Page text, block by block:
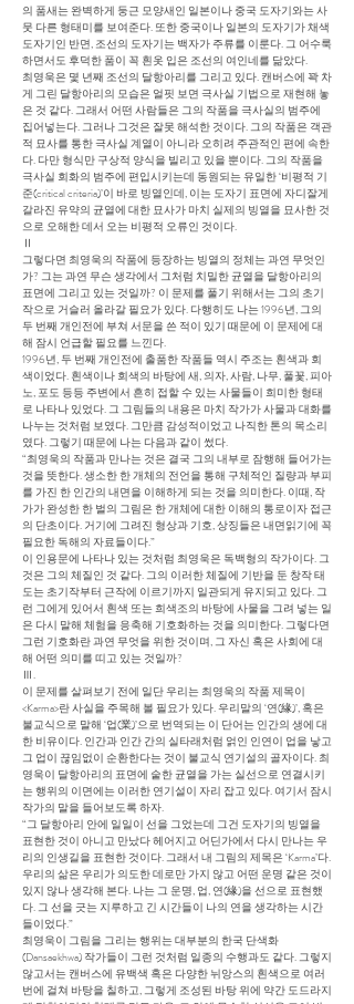
의 품새는 완벽하게 둥근 모양새인 일본이나 중국 도자기와는 사
뭇 다른 형태미를 보여준다. 또한 중국이나 일본의 도자기가 채색
도자기인 반면, 조선의 도자기는 백자가 주류를 이룬다. 그 어수룩
하면서도 후덕한 품이 꼭 흰옷 입은 조선의 여인네를 닮았다.
최영욱은 몇 년째 조선의 달항아리를 그리고 있다. 캔버스에 꽉 차
게 그린 달항아리의 모습은 얼핏 보면 극사실 기법으로 재현해 놓
은 것 같다. 그래서 어떤 사람들은 그의 작품을 극사실의 범주에
집어넣는다. 그러나 그것은 잘못 해석한 것이다. 그의 작품은 객관
적 묘사를 통한 극사실 계열이 아니라 오히려 주관적인 편에 속한
다. 다만 형식만 구상적 양식을 빌리고 있을 뿐이다. 그의 작품을
극사실 회화의 범주에 편입시키는데 동원되는 유일한 ‘비평적 기
준(critical criteria)’이 바로 빙열인데, 이는 도자기 표면에 자디잘게
갈라진 유약의 균열에 대한 묘사가 마치 실제의 빙열을 묘사한 것
으로 오해한 데서 오는 비평적 오류인 것이다.
Ⅱ
그렇다면 최영욱의 작품에 등장하는 빙열의 정체는 과연 무엇인
가? 그는 과연 무슨 생각에서 그처럼 치밀한 균열을 달항아리의
표면에 그리고 있는 것일까? 이 문제를 풀기 위해서는 그의 초기
작으로 거슬러 올라갈 필요가 있다. 다행히도 나는 1996년, 그의
두 번째 개인전에 부쳐 서문을 쓴 적이 있기 때문에 이 문제에 대
해 잠시 언급할 필요를 느낀다.
1996년, 두 번째 개인전에 출품한 작품들 역시 주조는 흰색과 회
색이었다. 흰색이나 회색의 바탕에 새, 의자, 사람, 나무, 풀꽃, 피아
노, 포도 등등 주변에서 흔히 접할 수 있는 사물들이 희미한 형태
로 나타나 있었다. 그 그림들의 내용은 마치 작가가 사물과 대화를
나누는 것처럼 보였다. 그만큼 감성적이었고 나직한 톤의 목소리
였다. 그렇기 때문에 나는 다음과 같이 썼다.
“최영욱의 작품과 만나는 것은 결국 그의 내부로 잠행해 들어가는
것을 뜻한다. 생소한 한 개체의 전언을 통해 구체적인 질량과 부피
를 가진 한 인간의 내면을 이해하게 되는 것을 의미한다. 이때, 작
가가 완성한 한 벌의 그림은 한 개체에 대한 이해의 통로이자 접근
의 단초이다. 거기에 그려진 형상과 기호, 상징들은 내면읽기에 꼭
필요한 독해의 자료들이다.”
이 인용문에 나타나 있는 것처럼 최영욱은 독백형의 작가이다. 그
것은 그의 체질인 것 같다. 그의 이러한 체질에 기반을 둔 창작 태
도는 초기작부터 근작에 이르기까지 일관되게 유지되고 있다. 그
런 그에게 있어서 흰색 또는 희색조의 바탕에 사물을 그려 넣는 일
은 다시 말해 체험을 응축해 기호화하는 것을 의미한다. 그렇다면
그런 기호화란 과연 무엇을 위한 것이며, 그 자신 혹은 사회에 대
해 어떤 의미를 띠고 있는 것일까?
Ⅲ.
이 문제를 살펴보기 전에 일단 우리는 최영욱의 작품 제목이
<Karma>란 사실을 주목해 볼 필요가 있다. 우리말의 ‘연(緣)’, 혹은
불교식으로 말해 ‘업(業)’으로 번역되는 이 단어는 인간의 생에 대
한 비유이다. 인간과 인간 간의 실타래처럼 얽인 인연이 업을 낳고
그 업이 끊임없이 순환한다는 것이 불교식 연기설의 골자이다. 최
영욱이 달항아리의 표면에 숱한 균열을 가는 실선으로 연결시키
는 행위의 이면에는 이러한 연기설이 자리 잡고 있다. 여기서 잠시
작가의 말을 들어보도록 하자.
“그 달항아리 안에 일일이 선을 그었는데 그건 도자기의 빙열을
표현한 것이 아니고 만났다 헤어지고 어딘가에서 다시 만나는 우
리의 인생길을 표현한 것이다. 그래서 내 그림의 제목은 ‘Karma’다.
우리의 삶은 우리가 의도한 데로만 가지 않고 어떤 운명 같은 것이
있지 않나 생각해 본다. 나는 그 운명, 업, 연(緣)을 선으로 표현했
다. 그 선을 긋는 지루하고 긴 시간들이 나의 연을 생각하는 시간
들이었다.”
최영욱이 그림을 그리는 행위는 대부분의 한국 단색화
(Dansaekhwa) 작가들이 그런 것처럼 일종의 수행과도 같다. 그렇지
않고서는 캔버스에 유백색 혹은 다양한 뉘앙스의 흰색으로 여러
번에 걸쳐 바탕을 칠하고, 그렇게 조성된 바탕 위에 약간 도드라지